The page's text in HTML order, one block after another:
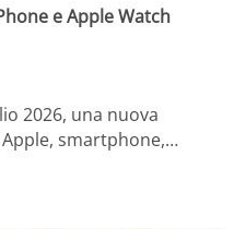
e Apple Watch
2026, una nuova
smartphone,…